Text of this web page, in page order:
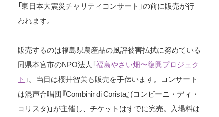
「東日本大震災チャリティコンサート」の前に販売が行
われます。
販売するのは福島県農産品の風評被害払拭に努めている
同県本宮市のNPO法人「福島やさい畑〜復興プロジェク
ト」。当日は櫻井智美も販売を手伝います。コンサート
は混声合唱団『Combinir di Corista』(コンビーニ・ディ・
コリスタ)」が主催し、チケットはすでに完売。入場料は